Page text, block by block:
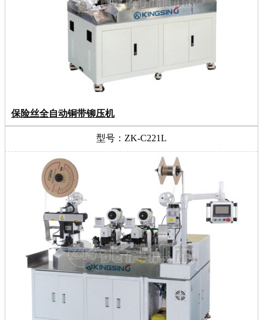
保险丝全自动铜带铆压机
型号：ZK-C221L